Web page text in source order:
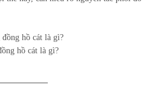
hồ cát là gì?